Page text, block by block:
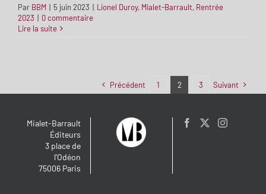
Par BBM | 5 juin 2023 | Lionel Duroy, Mialet-Barrault, Rentrée
2023 | 0 commentaire
Lire la suite
Précédent 1 2 3 Suivant
Mialet-Barrault
Éditeurs
3 place de
l’Odéon
75006 Paris